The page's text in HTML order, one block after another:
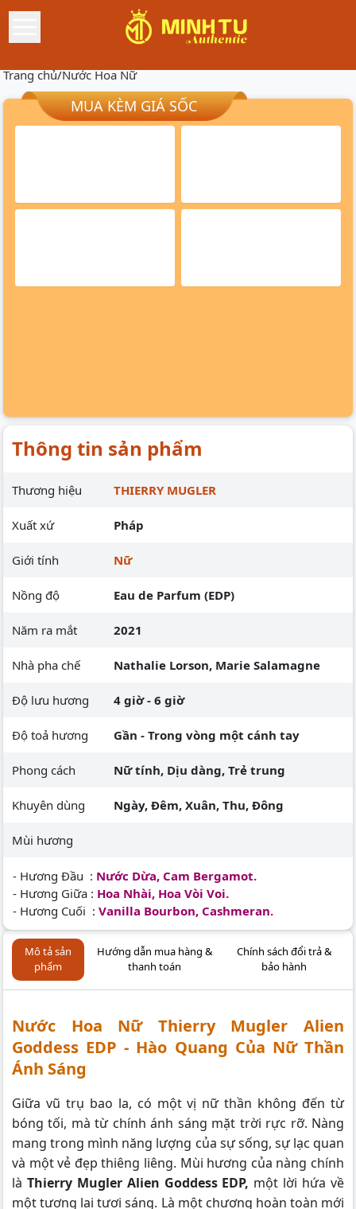
Trang chủ/Nước Hoa Nữ
MUA KÈM GIÁ SỐC
Mô tả sản
phẩm
Hướng dẫn mua hàng &
thanh toán
Chính sách đổi trả &
bảo hành
Nước Hoa Nữ Thierry Mugler Alien
Goddess EDP - Hào Quang Của Nữ Thần
Ánh Sáng
Giữa vũ trụ bao la, có một vị nữ thần không đến từ
bóng tối, mà từ chính ánh sáng mặt trời rực rỡ. Nàng
mang trong mình năng lượng của sự sống, sự lạc quan
và một vẻ đẹp thiêng liêng. Mùi hương của nàng chính
là Thierry Mugler Alien Goddess EDP, một lời hứa về
một tương lai tươi sáng. Là một chương hoàn toàn mới
Thông tin sản phẩm
Thương hiệu THIERRY MUGLER
Xuất xứ Pháp
Giới tính Nữ
Nồng độ Eau de Parfum (EDP)
Năm ra mắt 2021
Nhà pha chế Nathalie Lorson, Marie Salamagne
Độ lưu hương 4 giờ - 6 giờ
Độ toả hương Gần - Trong vòng một cánh tay
Phong cách Nữ tính, Dịu dàng, Trẻ trung
Khuyên dùng Ngày, Đêm, Xuân, Thu, Đông
Mùi hương
- Hương Đầu : Nước Dừa, Cam Bergamot.
- Hương Giữa : Hoa Nhài, Hoa Vòi Voi.
- Hương Cuối : Vanilla Bourbon, Cashmeran.